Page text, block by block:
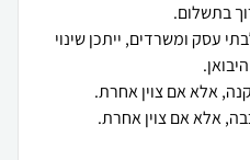
עסק ומשרדים, ייתכן שינוי
אלא אם צוין אחרת.